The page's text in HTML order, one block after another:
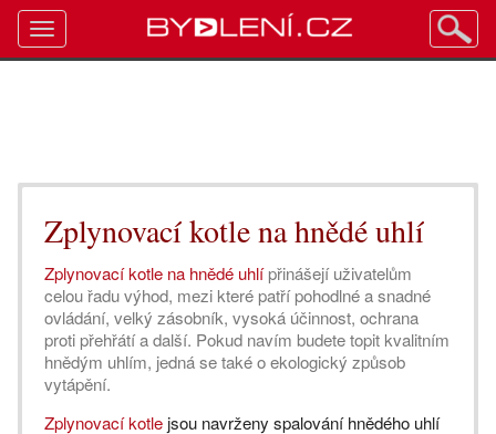
Zplynovací kotle na hnědé uhlí
Zplynovací kotle na hnědé uhlípřinášejí uživatelům
celou řadu výhod, mezi které patří pohodlné a snadné
ovládání, velký zásobník, vysoká účinnost, ochrana
proti přehřátí a další. Pokud navím budete topit kvalitním
hnědým uhlím, jedná se také o ekologický způsob
vytápění.
Zplynovací kotle jsou navrženy spalování hnědého uhlí
Toggle
navigation